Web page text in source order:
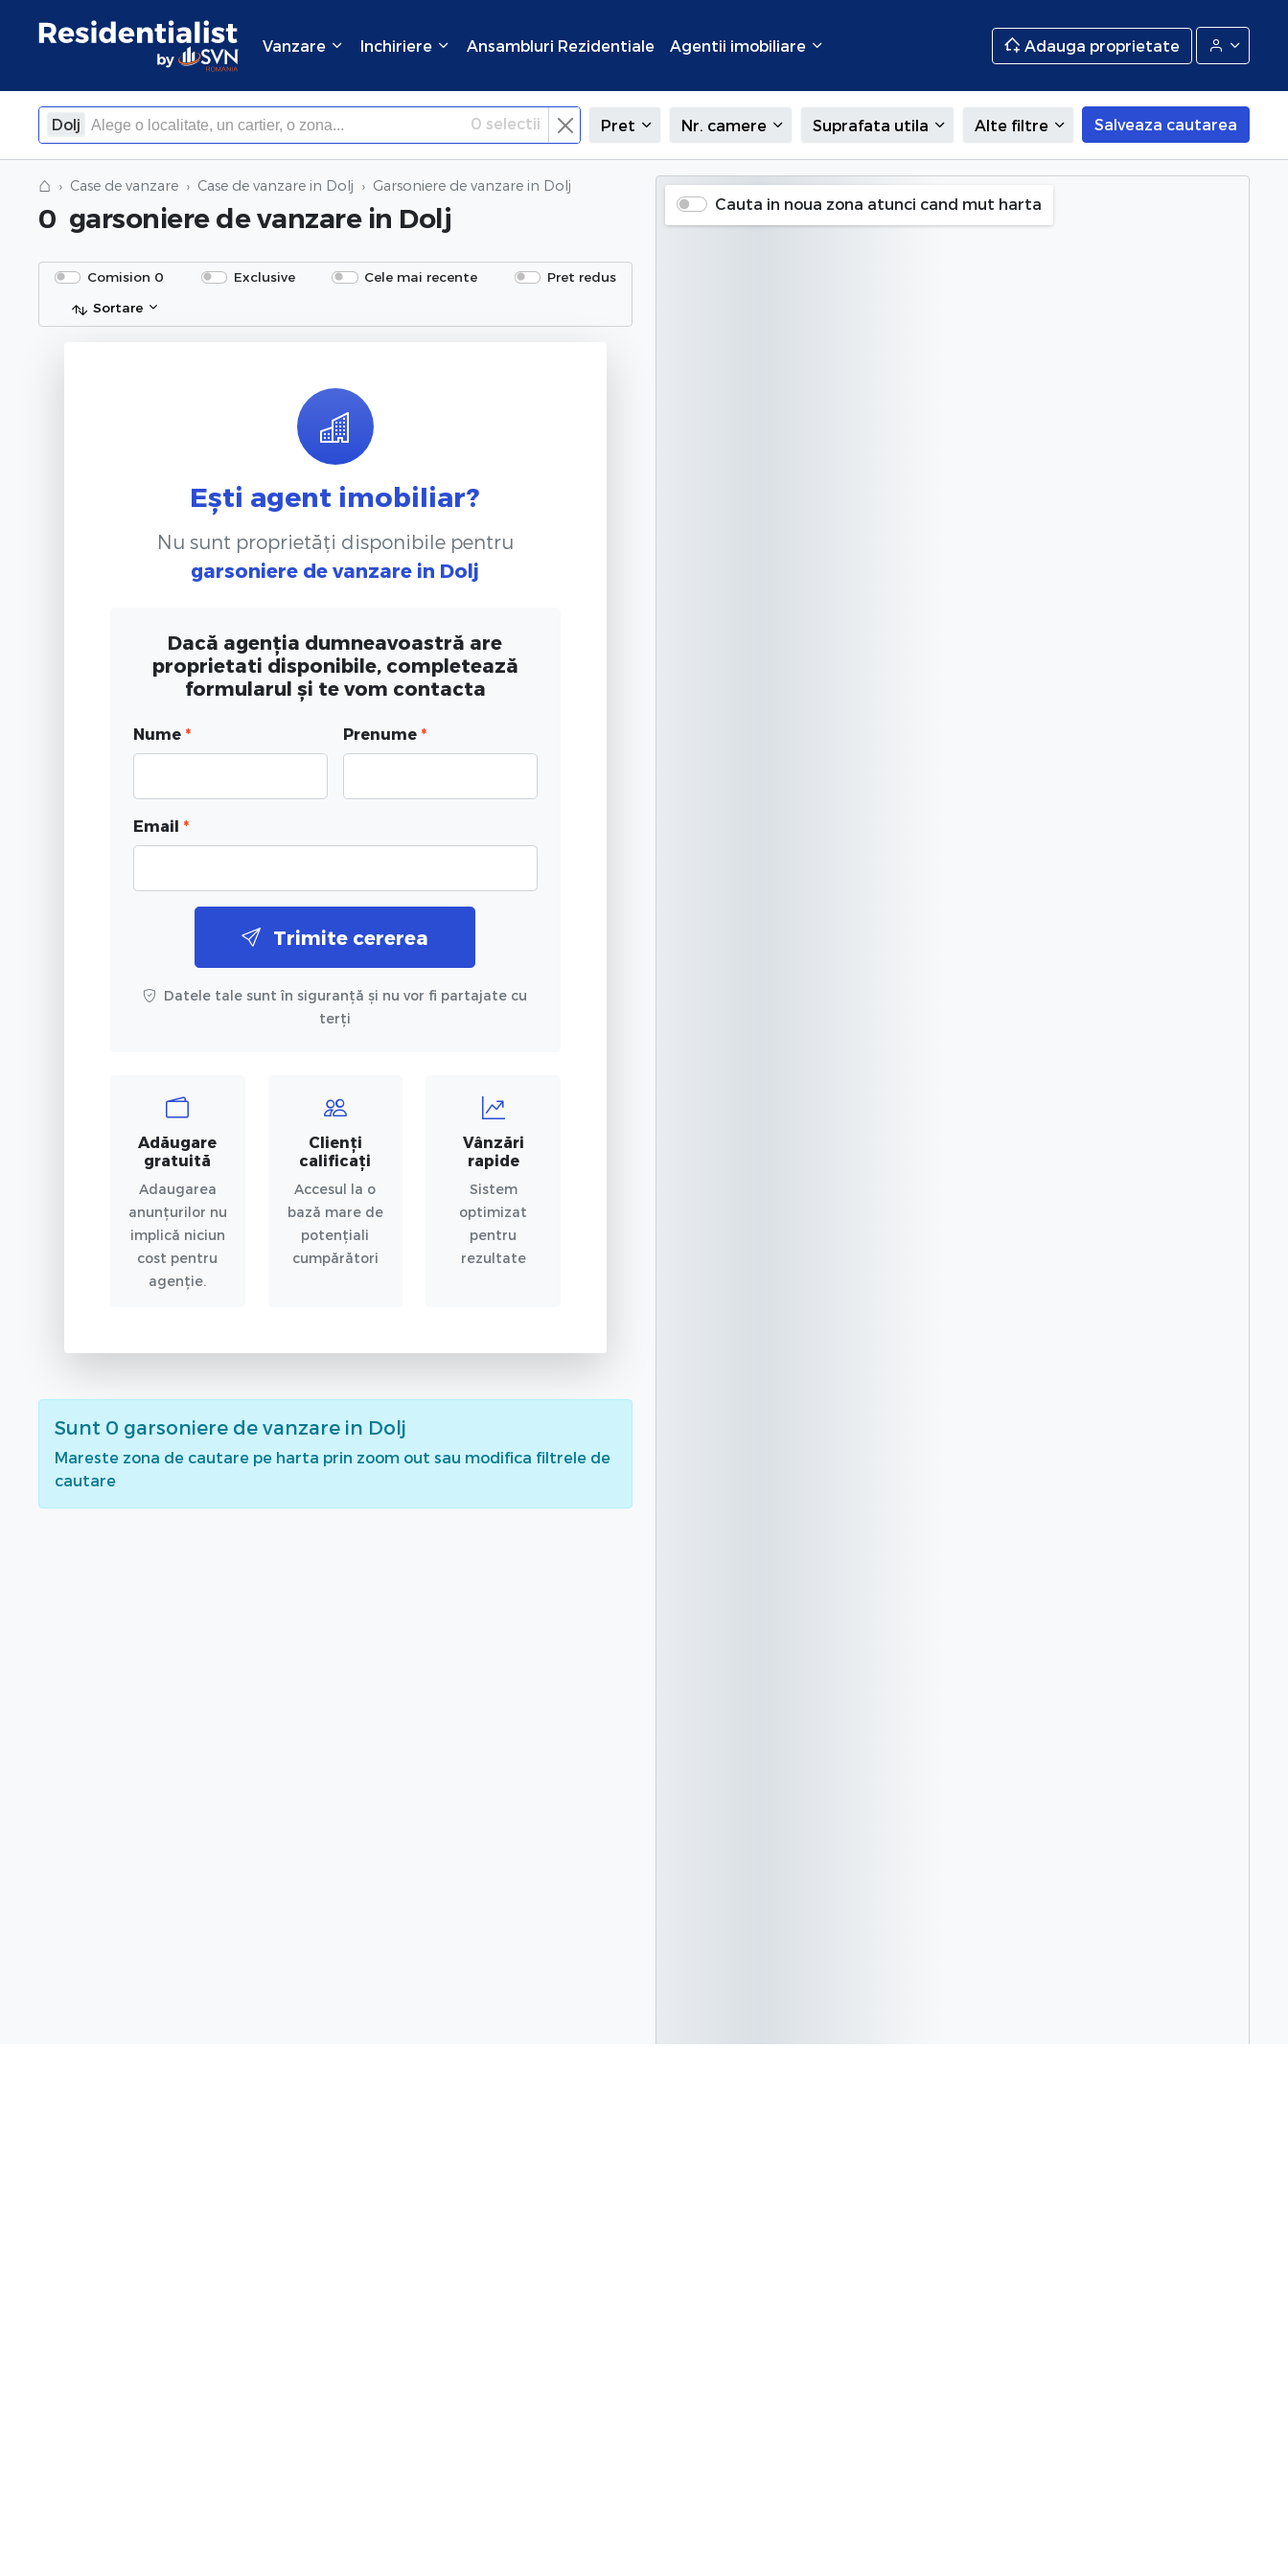
Vanzare Inchiriere Ansambluri Rezidentiale Agentii imobiliare Adauga proprietate
Dolj
×Inchide
0 selectii Pret Nr. camere Suprafata utila Alte filtre Salveaza cautarea
⌂ Case de vanzare Case de vanzare in Dolj Garsoniere de vanzare in Dolj
0 garsoniere de vanzare in Dolj
Comision 0 Exclusive Cele mai recente
Pret redus
Sortare
Ești agent imobiliar?
Nu sunt proprietăți disponibile pentru
garsoniere de vanzare in Dolj
Dacă agenția dumneavoastră are
proprietati disponibile, completează
formularul și te vom contacta
Nume * Prenume *
Email *
Trimite cererea
Datele tale sunt în siguranță și nu vor fi partajate cu
terți
Adăugare
gratuită
Adaugarea
anunțurilor nu
implică niciun
cost pentru
agenție.
Clienți
calificați
Accesul la o
bază mare de
potențiali
cumpărători
Vânzări
rapide
Sistem
optimizat
pentru
rezultate
Sunt 0 garsoniere de vanzare in Dolj
Mareste zona de cautare pe harta prin zoom out sau modifica filtrele de
cautare
Cauta in noua zona atunci cand mut harta